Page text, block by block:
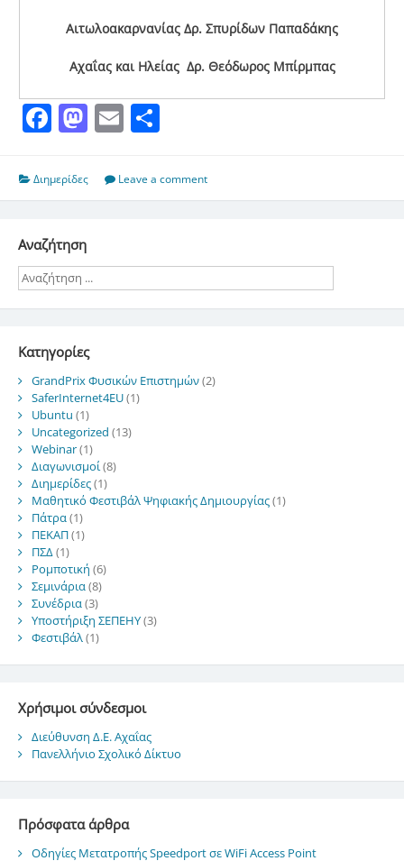
Αιτωλοακαρνανίας Δρ. Σπυρίδων Παπαδάκης
Αχαΐας και Ηλείας Δρ. Θεόδωρος Μπίρμπας
Facebook
Mastodon
Email
Διημερίδες Leave a comment
Αναζήτηση
Kατηγορίες
GrandPrix Φυσικών Επιστημών(2)
SaferInternet4EU(1)
Ubuntu (1)
Uncategorized (13)
Webinar(1)
Διαγωνισμοί(8)
Διημερίδες(1)
Μαθητικό Φεστιβάλ Ψηφιακής Δημιουργίας(1)
Πάτρα(1)
ΠΕΚΑΠ(1)
ΠΣΔ(1)
Ρομποτική (6)
Σεμινάρια(8)
Συνέδρια(3)
Υποστήριξη ΣΕΠΕΗΥ(3)
Φεστιβάλ(1)
Χρήσιμοι σύνδεσμοι
Διεύθυνση Δ.Ε. Αχαΐας
Πανελλήνιο Σχολικό Δίκτυο
Πρόσφατα άρθρα
Οδηγίες Μετατροπής Speedport σε WiFi Access Point